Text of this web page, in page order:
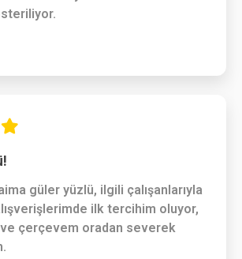
güler yüzlü, ilgili çalışanlarıyla
ilk tercihim oluyor,
çerçevem oradan severek